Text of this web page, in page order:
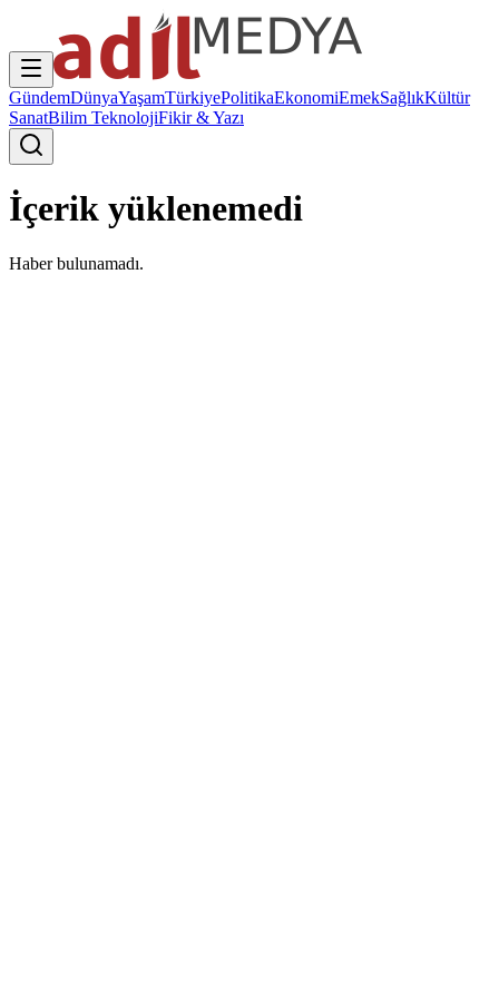
GündemDünyaYaşamTürkiyePolitikaEkonomiEmekSağlıkKültür
SanatBilim TeknolojiFikir & Yazı
İçerik yüklenemedi
Haber bulunamadı.